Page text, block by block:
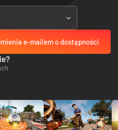
e-mailem o dostępności